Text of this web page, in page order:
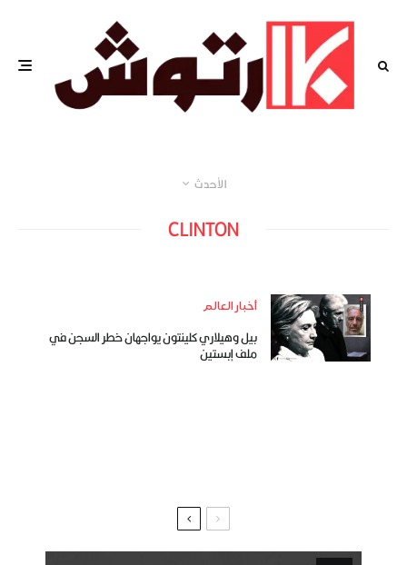
الأحدث
CLINTON
أخبار العالم
بيل وهيلاري كلينتون يواجهان خطر السجن في
ملف إبستين